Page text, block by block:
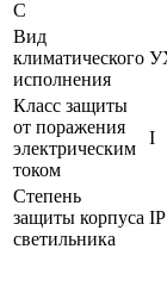
С
Вид
климатического
исполнения
Класс защиты
от поражения
электрическим
током
I
Степень
защиты корпуса
светильника